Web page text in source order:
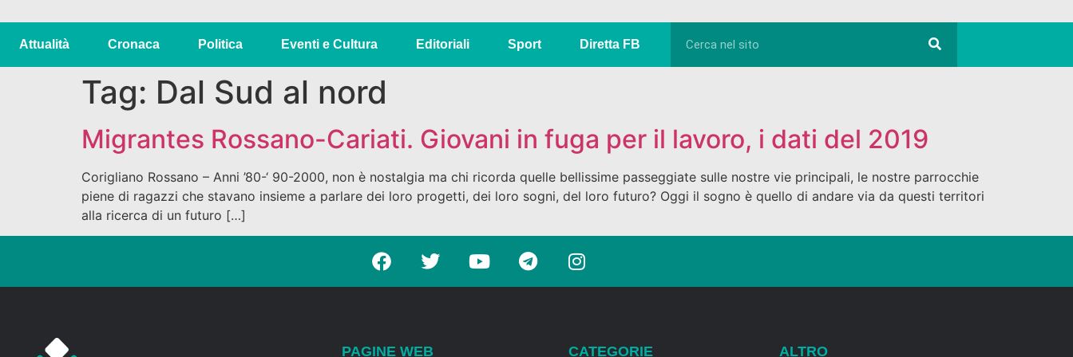
Attualità Cronaca Politica Eventi e Cultura Editoriali Sport Diretta FB
Tag: Dal Sud al nord
Migrantes Rossano-Cariati. Giovani in fuga per il lavoro, i dati del 2019
Corigliano Rossano – Anni ’80-‘ 90-2000, non è nostalgia ma chi ricorda quelle bellissime passeggiate sulle nostre vie principali, le nostre parrocchie
piene di ragazzi che stavano insieme a parlare dei loro progetti, dei loro sogni, del loro futuro? Oggi il sogno è quello di andare via da questi territori
alla ricerca di un futuro […]
PAGINE WEB CATEGORIE ALTRO